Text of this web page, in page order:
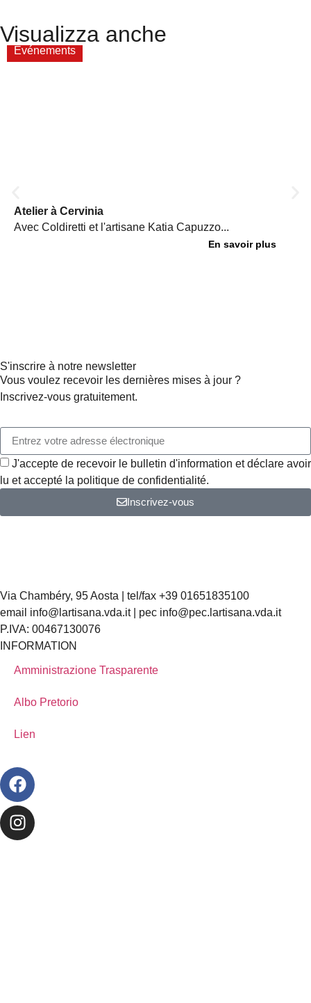
Visualizza anche
Evénements
Atelier à Cervinia
Avec Coldiretti et l'artisane Katia Capuzzo...
En savoir plus
S'inscrire à notre newsletter
Vous voulez recevoir les dernières mises à jour ?
Inscrivez-vous gratuitement.
J'accepte de recevoir le bulletin d'information et déclare avoir
lu et accepté la politique de confidentialité.
Inscrivez-vous
Via Chambéry, 95 Aosta | tel/fax +39 01651835100
email info@lartisana.vda.it | pec info@pec.lartisana.vda.it
P.IVA: 00467130076
INFORMATION
Amministrazione Trasparente
Albo Pretorio
Lien